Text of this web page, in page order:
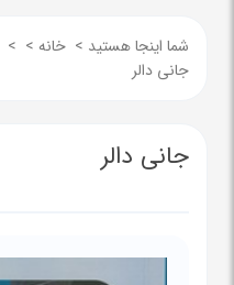
شما اینجا هستید > خانه >
>
جانی دالر
جانی دالر